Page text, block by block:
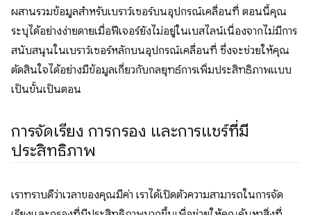
ผสานรวมข้อมูลสำหรับเบราว์เซอร์บนอุปกรณ์เคลื่อนที่ ตอนนี้คุณ
ระบุได้อย่างง่ายดายเมื่อฟีเจอร์ยังไม่อยู่ในเบสไลน์เนื่องจากไม่มีการ
สนับสนุนในเบราว์เซอร์หลักบนอุปกรณ์เคลื่อนที่ ซึ่งจะช่วยให้คุณ
ตัดสินใจได้อย่างมีข้อมูลเกี่ยวกับกลยุทธ์การเพิ่มประสิทธิภาพแบบ
เป็นขั้นเป็นตอน
การจัดเรียง การกรอง และการแชร์ที่มี
ประสิทธิภาพ
เราทราบดีว่าเวลาของคุณมีค่า เราได้เปิดตัวความสามารถในการจัด